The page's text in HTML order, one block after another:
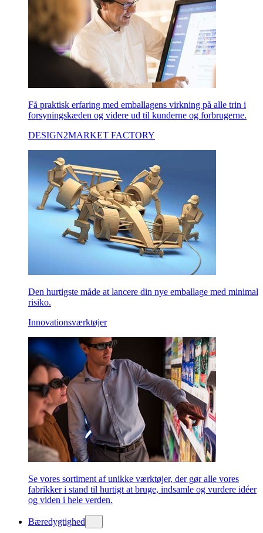
Få praktisk erfaring med emballagens virkning på alle trin i
forsyningskæden og videre ud til kunderne og forbrugerne.
DESIGN2MARKET FACTORY
Den hurtigste måde at lancere din nye emballage med minimal
risiko.
Innovationsværktøjer
Se vores sortiment af unikke værktøjer, der gør alle vores
fabrikker i stand til hurtigt at bruge, indsamle og vurdere idéer
og viden i hele verden.
Bæredygtighed